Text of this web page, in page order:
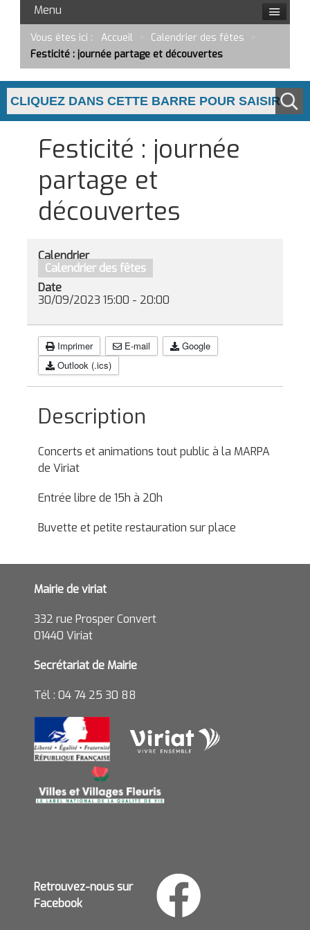
Menu
Vous êtes ici : Accueil Calendrier des fêtes
Festicité : journée partage et découvertes
Festicité : journée
partage et
découvertes
Calendrier
Calendrier des fêtes
Date
30/09/2023 15:00 - 20:00
Imprimer E-mail
Google
Outlook (.ics)
Description
Concerts et animations tout public à la MARPA
de Viriat
Entrée libre de 15h à 20h
Buvette et petite restauration sur place
Mairie de viriat
332 rue Prosper Convert
01440 Viriat
Secrétariat de Mairie
Tél : 04 74 25 30 88
Retrouvez-nous sur
Facebook